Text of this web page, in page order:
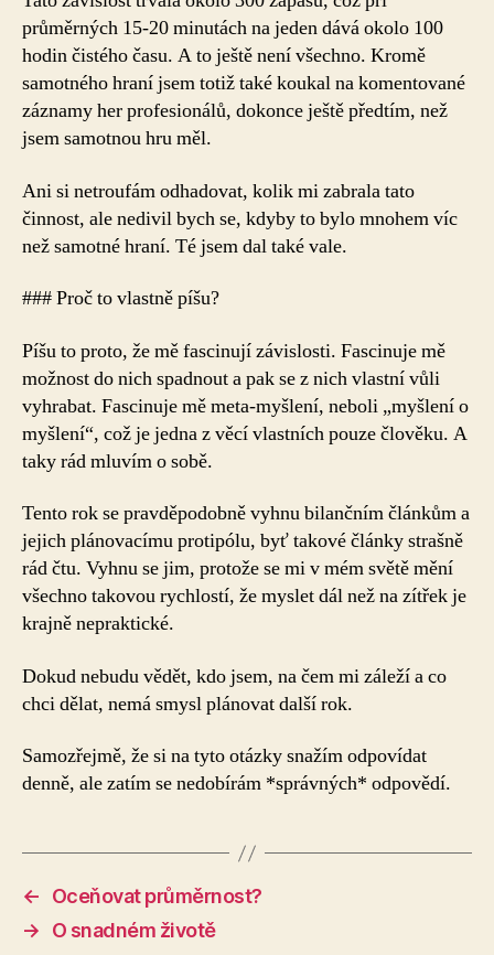
průměrných 15-20 minutách na jeden dává okolo 100
hodin čistého času. A to ještě není všechno. Kromě
samotného hraní jsem totiž také koukal na komentované
záznamy her profesionálů, dokonce ještě předtím, než
jsem samotnou hru měl.
Ani si netroufám odhadovat, kolik mi zabrala tato
činnost, ale nedivil bych se, kdyby to bylo mnohem víc
než samotné hraní. Té jsem dal také vale.
### Proč to vlastně píšu?
Píšu to proto, že mě fascinují závislosti. Fascinuje mě
možnost do nich spadnout a pak se z nich vlastní vůli
vyhrabat. Fascinuje mě meta-myšlení, neboli „myšlení o
myšlení“, což je jedna z věcí vlastních pouze člověku. A
taky rád mluvím o sobě.
Tento rok se pravděpodobně vyhnu bilančním článkům a
jejich plánovacímu protipólu, byť takové články strašně
rád čtu. Vyhnu se jim, protože se mi v mém světě mění
všechno takovou rychlostí, že myslet dál než na zítřek je
krajně nepraktické.
Dokud nebudu vědět, kdo jsem, na čem mi záleží a co
chci dělat, nemá smysl plánovat další rok.
Samozřejmě, že si na tyto otázky snažím odpovídat
denně, ale zatím se nedobírám *správných* odpovědí.
←
Oceňovat průměrnost?
→
O snadném životě